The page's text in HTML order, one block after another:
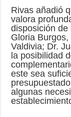
Rivas añadió
valora
disposición de
Gloria
Valdivia; Dr.
la posibilidad
este sea
algunas